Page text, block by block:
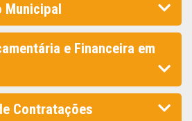
Municipal
e Financeira em
Contratações